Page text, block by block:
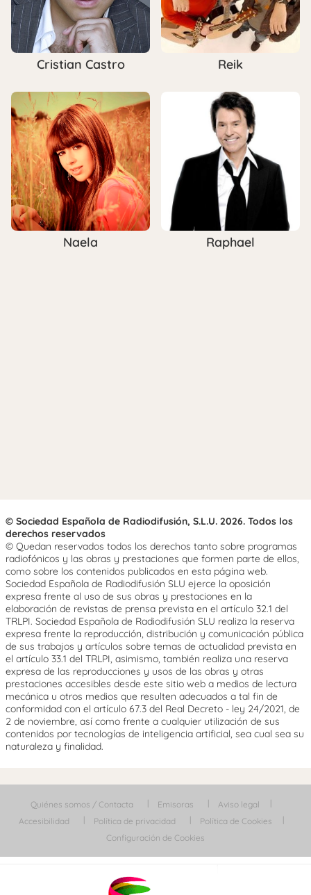
Cristian Castro Reik
Naela Raphael
© Sociedad Española de Radiodifusión, S.L.U. 2026. Todos los
derechos reservados
© Quedan reservados todos los derechos tanto sobre programas
radiofónicos y las obras y prestaciones que formen parte de ellos,
como sobre los contenidos publicados en esta página web.
Sociedad Española de Radiodifusión SLU ejerce la oposición
expresa frente al uso de sus obras y prestaciones en la
elaboración de revistas de prensa prevista en el artículo 32.1 del
TRLPI. Sociedad Española de Radiodifusión SLU realiza la reserva
expresa frente la reproducción, distribución y comunicación pública
de sus trabajos y artículos sobre temas de actualidad prevista en
el artículo 33.1 del TRLPI, asimismo, también realiza una reserva
expresa de las reproducciones y usos de las obras y otras
prestaciones accesibles desde este sitio web a medios de lectura
mecánica u otros medios que resulten adecuados a tal fin de
conformidad con el artículo 67.3 del Real Decreto - ley 24/2021, de
2 de noviembre, así como frente a cualquier utilización de sus
contenidos por tecnologías de inteligencia artificial, sea cual sea su
naturaleza y finalidad.
Quiénes somos / Contacta Emisoras
Aviso legal
Accesibilidad
Política de privacidad
Política de Cookies
Configuración de Cookies